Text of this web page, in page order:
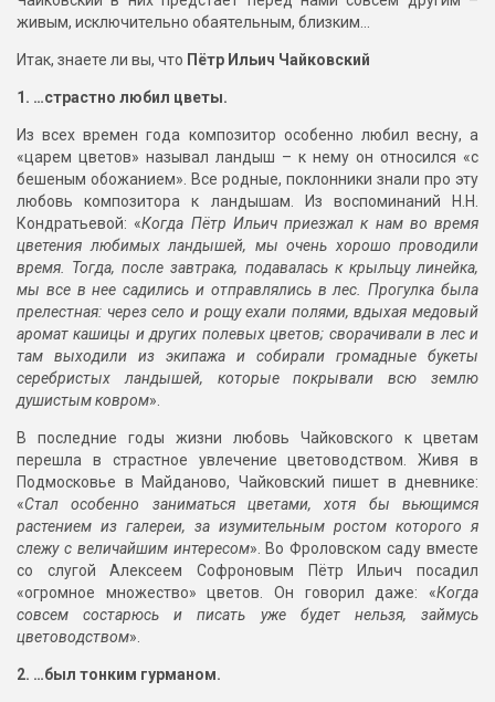
живым, исключительно обаятельным, близким…
Итак, знаете ли вы, что Пётр Ильич Чайковский
1. …страстно любил цветы.
Из всех времен года композитор особенно любил весну, а
«царем цветов» называл ландыш – к нему он относился «с
бешеным обожанием». Все родные, поклонники знали про эту
любовь композитора к ландышам. Из воспоминаний Н.Н.
Кондратьевой: «Когда Пётр Ильич приезжал к нам во время
цветения любимых ландышей, мы очень хорошо проводили
время. Тогда, после завтрака, подавалась к крыльцу линейка,
мы все в нее садились и отправлялись в лес. Прогулка была
прелестная: через село и рощу ехали полями, вдыхая медовый
аромат кашицы и других полевых цветов; сворачивали в лес и
там выходили из экипажа и собирали громадные букеты
серебристых ландышей, которые покрывали всю землю
душистым ковром».
В последние годы жизни любовь Чайковского к цветам
перешла в страстное увлечение цветоводством. Живя в
Подмосковье в Майданово, Чайковский пишет в дневнике:
«Стал особенно заниматься цветами, хотя бы вьющимся
растением из галереи, за изумительным ростом которого я
слежу с величайшим интересом». Во Фроловском саду вместе
со слугой Алексеем Софроновым Пётр Ильич посадил
«огромное множество» цветов. Он говорил даже: «Когда
совсем состарюсь и писать уже будет нельзя, займусь
цветоводством».
2. …был тонким гурманом.